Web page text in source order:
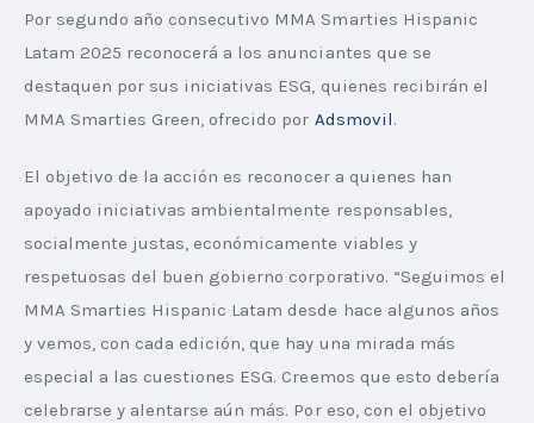
Por segundo año consecutivo MMA Smarties Hispanic
Latam 2025 reconocerá a los anunciantes que se
destaquen por sus iniciativas ESG, quienes recibirán el
MMA Smarties Green, ofrecido por Adsmovil.
El objetivo de la acción es reconocer a quienes han
apoyado iniciativas ambientalmente responsables,
socialmente justas, económicamente viables y
respetuosas del buen gobierno corporativo. “Seguimos el
MMA Smarties Hispanic Latam desde hace algunos años
y vemos, con cada edición, que hay una mirada más
especial a las cuestiones ESG. Creemos que esto debería
celebrarse y alentarse aún más. Por eso, con el objetivo